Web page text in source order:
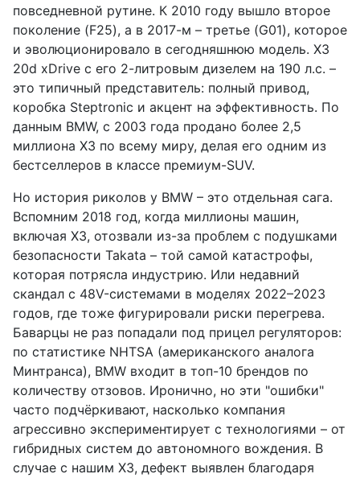
повседневной рутине. К 2010 году вышло второе
поколение (F25), а в 2017-м – третье (G01), которое
и эволюционировало в сегодняшнюю модель. X3
20d xDrive с его 2-литровым дизелем на 190 л.с. –
это типичный представитель: полный привод,
коробка Steptronic и акцент на эффективность. По
данным BMW, с 2003 года продано более 2,5
миллиона X3 по всему миру, делая его одним из
бестселлеров в классе премиум-SUV.
Но история риколов у BMW – это отдельная сага.
Вспомним 2018 год, когда миллионы машин,
включая X3, отозвали из-за проблем с подушками
безопасности Takata – той самой катастрофы,
которая потрясла индустрию. Или недавний
скандал с 48V-системами в моделях 2022–2023
годов, где тоже фигурировали риски перегрева.
Баварцы не раз попадали под прицел регуляторов:
по статистике NHTSA (американского аналога
Минтранса), BMW входит в топ-10 брендов по
количеству отзовов. Иронично, но эти "ошибки"
часто подчёркивают, насколько компания
агрессивно экспериментирует с технологиями – от
гибридных систем до автономного вождения. В
случае с нашим X3, дефект выявлен благодаря